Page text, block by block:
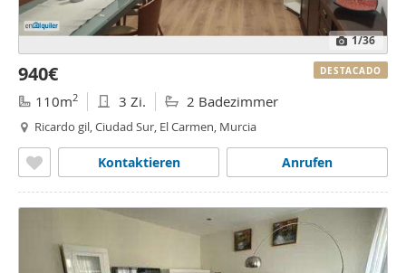
1/36
940€
110m2 3 Zi. 2 Badezimmer
Ricardo gil, Ciudad Sur, El Carmen, Murcia
Anrufen
Kontaktieren
DESTACADO